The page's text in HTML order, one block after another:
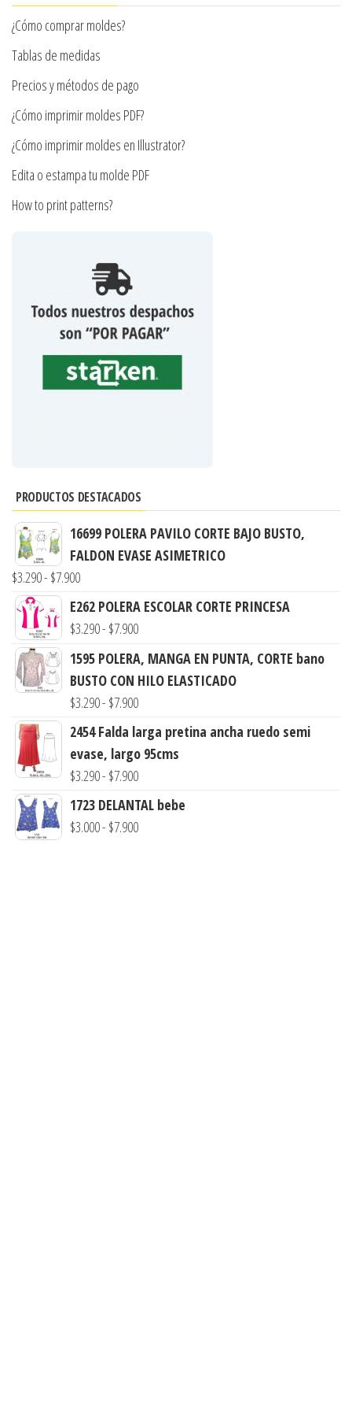
en
la
página
producto
pueden
¿Cómo comprar moldes?
Tablas de medidas
Precios y métodos de pago
¿Cómo imprimir moldes PDF?
¿Cómo imprimir moldes en Illustrator?
Edita o estampa tu molde PDF
How to print patterns?
PRODUCTOS DESTACADOS
16699 POLERA PAVILO CORTE BAJO BUSTO,
FALDON EVASE ASIMETRICO
$3.290- $7.900Rango
de
precios:
$3.290
hasta
$7.900
E262 POLERA ESCOLAR CORTE PRINCESA
$3.290- $7.900Rango
de
precios:
desde
hasta
$7.900
1595 POLERA, MANGA EN PUNTA, CORTE bano
BUSTO CON HILO ELASTICADO
$3.290- $7.900Rango
precios:
desde
hasta
$7.900
2454 Falda larga pretina ancha ruedo semi
evase, largo 95cms
$3.290- $7.900Rango
de
precios:
1723 DELANTAL bebe
$3.000- $7.900Rango